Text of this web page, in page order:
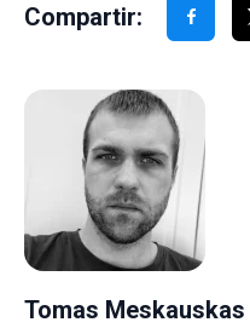
Compartir:
Tomas Meskauskas